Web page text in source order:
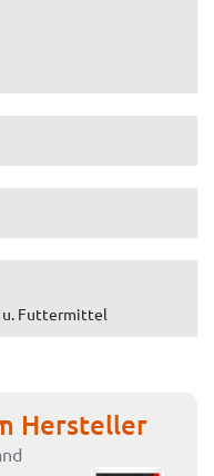
u. Futtermittel
Hersteller